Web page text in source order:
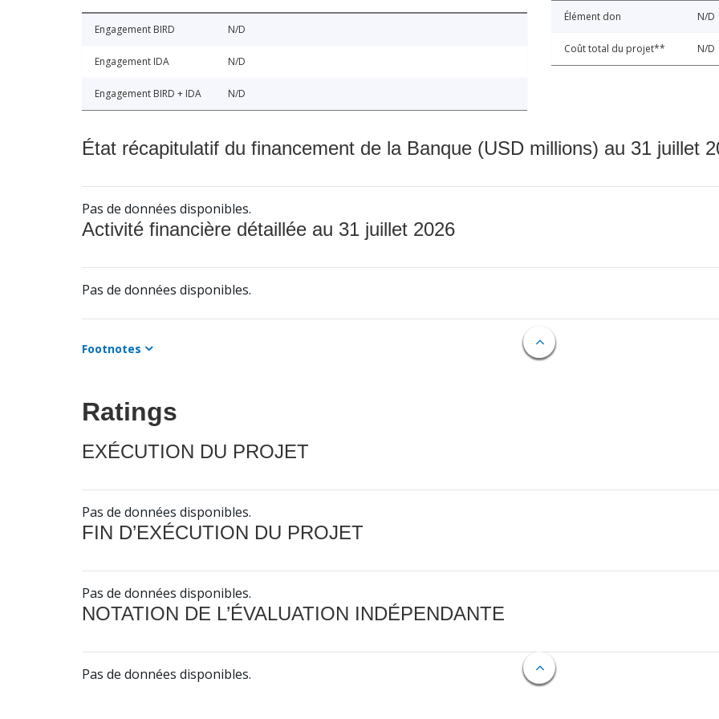
Engagement BIRD N/D
Engagement IDA N/D
Engagement BIRD + IDA N/D
Élément don N/D
Coût total du projet** N/D
État récapitulatif du financement de la Banque (USD millions) au 31 juillet
Pas de données disponibles.
Activité financière détaillée au 31 juillet 2026
Pas de données disponibles.
Footnotes
Ratings
EXÉCUTION DU PROJET
Pas de données disponibles.
FIN D’EXÉCUTION DU PROJET
Pas de données disponibles.
NOTATION DE L’ÉVALUATION INDÉPENDANTE
Pas de données disponibles.